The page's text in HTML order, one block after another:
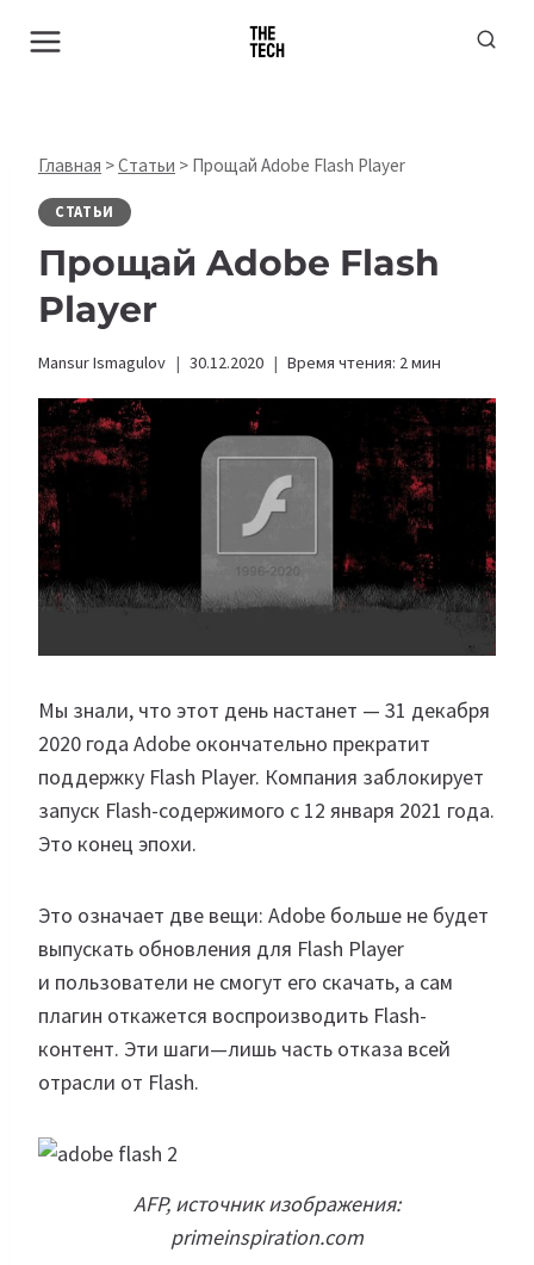
Главная >Статьи > Прощай Adobe Flash Player
СТАТЬИ
Прощай Adobe Flash
Player
Mansur Ismagulov 30.12.2020 Время чтения: 2мин
Мы знали, что этот день настанет — 31 декабря
2020 года Adobe окончательно прекратит
поддержку Flash Player. Компания заблокирует
запуск Flash-содержимого с 12 января 2021 года.
Это конец эпохи.
Это означает две вещи: Adobe больше не будет
выпускать обновления для Flash Player
и пользователи не смогут его скачать, а сам
плагин откажется воспроизводить Flash-
контент. Эти шаги—лишь часть отказа всей
отрасли от Flash.
AFP, источник изображения:
primeinspiration.com